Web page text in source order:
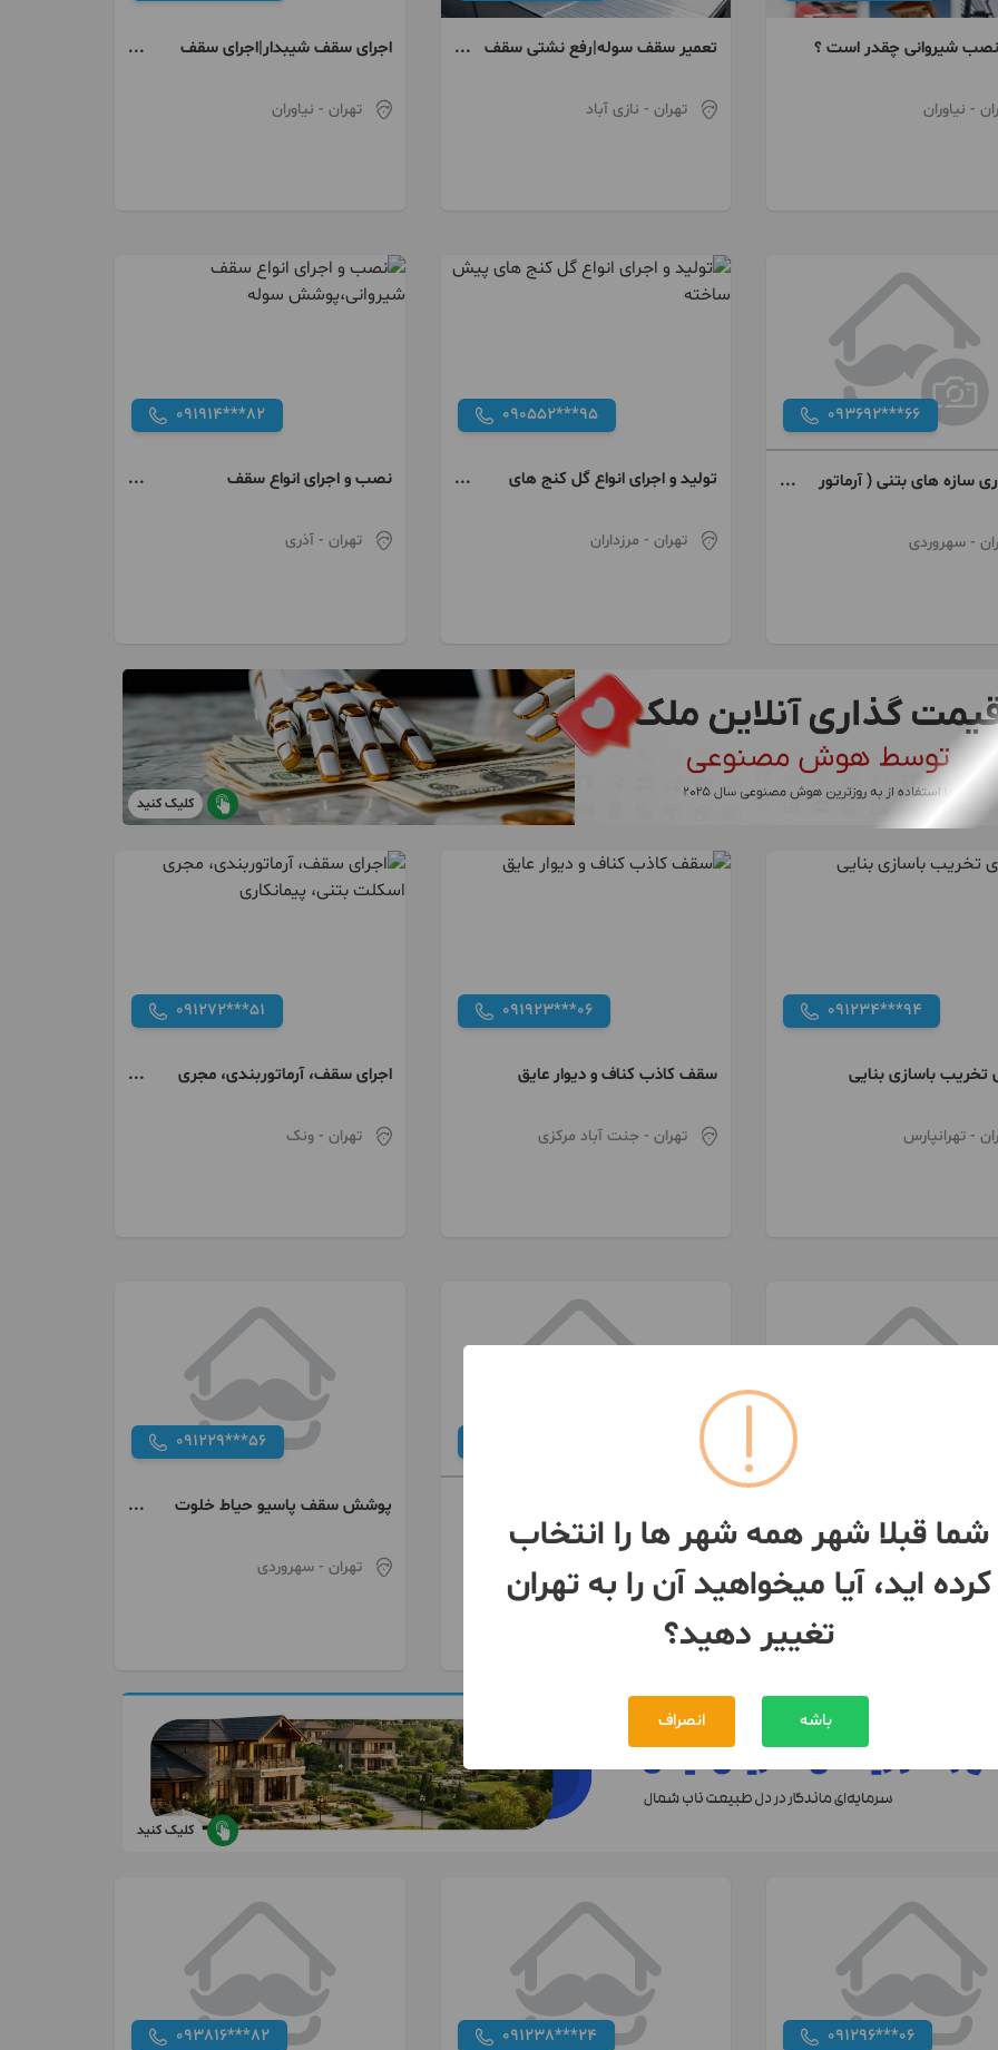
شیروانی چقدر است ؟
- نیاوران
تعمیر سقف سوله|رفع نشتی سقف
سولهتهران- نازی آباد
اجرای سقف شیبدار|اجرای سقف
آردواز|۴۰ سال تجربهتهران - نیاوران
093692***66
سازه های بتنی ( آرماتور
- سهروردی
090552***95
تولید و اجرای انواع گل کنج های
تهران- مرزداران
091914***82
نصب و اجرای انواع سقف
تهران - آذری
کلیک کنید
091234***94
تخریب باسازی بنایی
- تهرانپارس
091923***06
سقف کاذب کناف و دیوار عایق
تهران- جنت آباد مرکزی
091272***51
اجرای سقف، آرماتوربندی، مجری
تهران - ونک
(سایلنت ) دیوار با پشم
- شمس آباد تهران - امامزاده حسن(ع)
091229***56
پوشش سقف پاسیو حیاط خلوت
تهران - سهروردی
کلیک کنید
091296***06
091238***24
093816***82
شما قبلا شهر همه شهر ها را انتخاب
کرده اید، آیا میخواهید آن را به تهران
تغییر دهید؟
باشه انصراف